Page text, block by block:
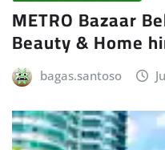
METRO Bazaar
Beauty & Home
bagas.santoso